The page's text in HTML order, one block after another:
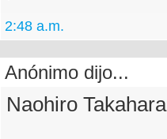
2:48 a.m.
Anónimo dijo...
Naohiro Takahara